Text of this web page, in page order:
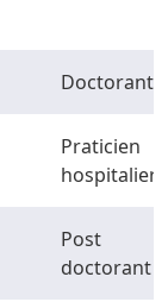
Doctorant
Praticien
hospitalier
Post
doctorant